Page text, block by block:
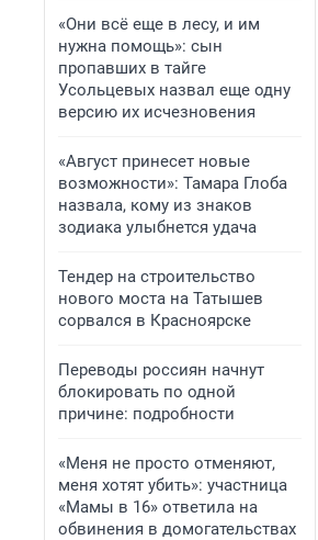
«Они всё еще в лесу, и им
нужна помощь»: сын
пропавших в тайге
Усольцевых назвал еще одну
версию их исчезновения
«Август принесет новые
возможности»: Тамара Глоба
назвала, кому из знаков
зодиака улыбнется удача
Тендер на строительство
нового моста на Татышев
сорвался в Красноярске
Переводы россиян начнут
блокировать по одной
причине: подробности
«Меня не просто отменяют,
меня хотят убить»: участница
«Мамы в 16» ответила на
обвинения в домогательствах